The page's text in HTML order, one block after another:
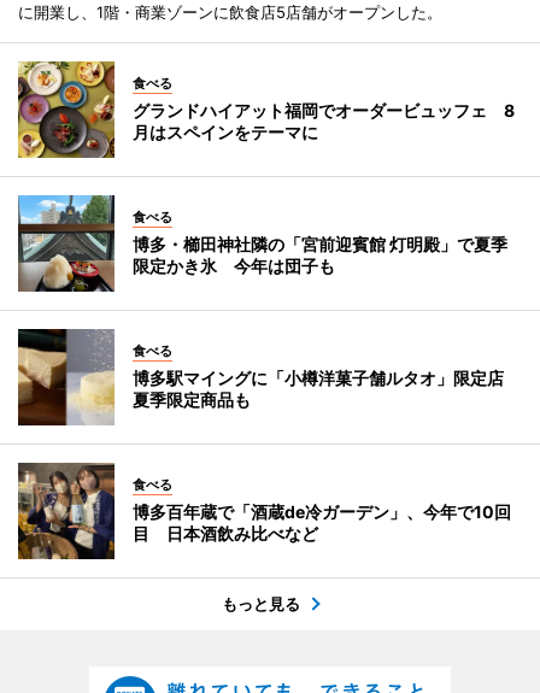
に開業し、1階・商業ゾーンに飲食店5店舗がオープンした。
食べる
グランドハイアット福岡でオーダービュッフェ 8
月はスペインをテーマに
食べる
博多・櫛田神社隣の「宮前迎賓館 灯明殿」で夏季
限定かき氷 今年は団子も
食べる
博多駅マイングに「小樽洋菓子舗ルタオ」限定店
夏季限定商品も
食べる
博多百年蔵で「酒蔵de冷ガーデン」、今年で10回
目 日本酒飲み比べなど
もっと見る